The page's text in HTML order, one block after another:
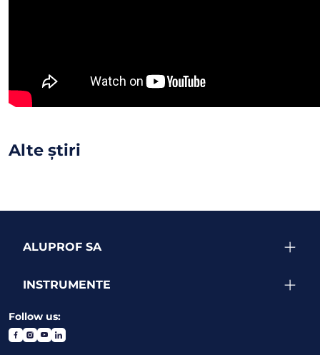
Alte știri
ALUPROF SA
INSTRUMENTE
Follow us: